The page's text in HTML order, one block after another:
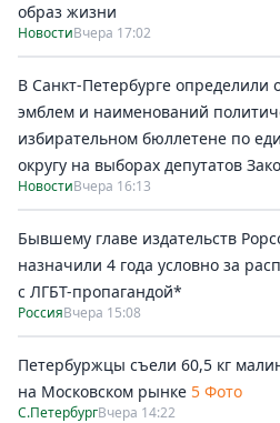
образ жизни
НовостиВчера 17:02
В Санкт-Петербурге
эмблем и наименований
избирательном бюллетене по
округу на выборах депутатов
НовостиВчера 16:13
Бывшему главе издательств
назначили 4 года условно за
с ЛГБТ-пропагандой*
РоссияВчера 15:08
Петербуржцы съели 60,5 кг
на Московском рынке 5 Фото
С.ПетербургВчера 14:22